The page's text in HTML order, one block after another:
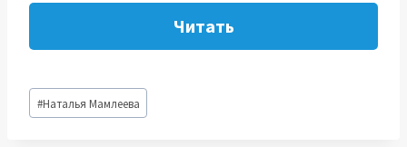
Читать
Метки
записи:
#Наталья Мамлеева